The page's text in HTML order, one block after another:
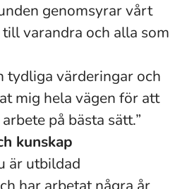
genomsyrar vårt
varandra och alla som
tydliga värderingar och
mig hela vägen för att
på bästa sätt.”
kunskap
är utbildad